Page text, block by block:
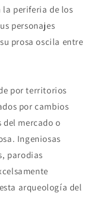
la periferia de los
personajes
prosa oscila entre
por territorios
por cambios
del mercado o
Ingeniosas
parodias
arqueología del